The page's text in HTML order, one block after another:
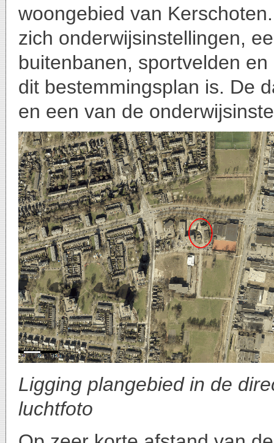
woongebied van
zich onderwijsinstellingen,
buitenbanen, sportvelden
dit bestemmingsplan is. De
en een van de
Ligging plangebied in de
luchtfoto